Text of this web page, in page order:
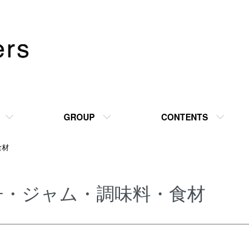
GROUP CONTENTS
材
ジャム・調味料・食材